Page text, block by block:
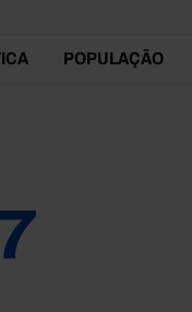
POPULAÇÃO